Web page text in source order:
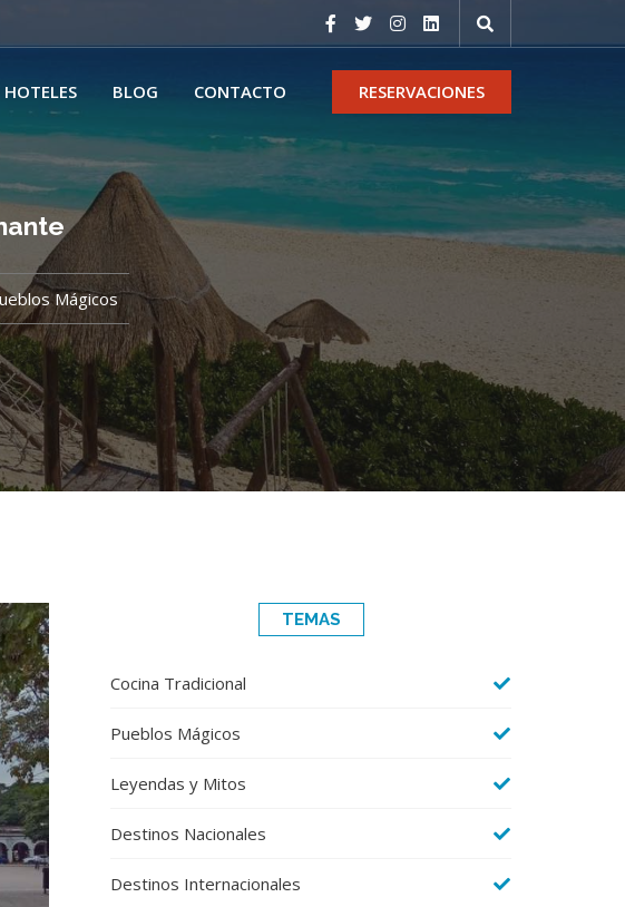
HOTELES BLOG CONTACTO RESERVACIONES
Mágicos
TEMAS
Cocina Tradicional
Pueblos Mágicos
Leyendas y Mitos
Destinos Nacionales
Destinos Internacionales